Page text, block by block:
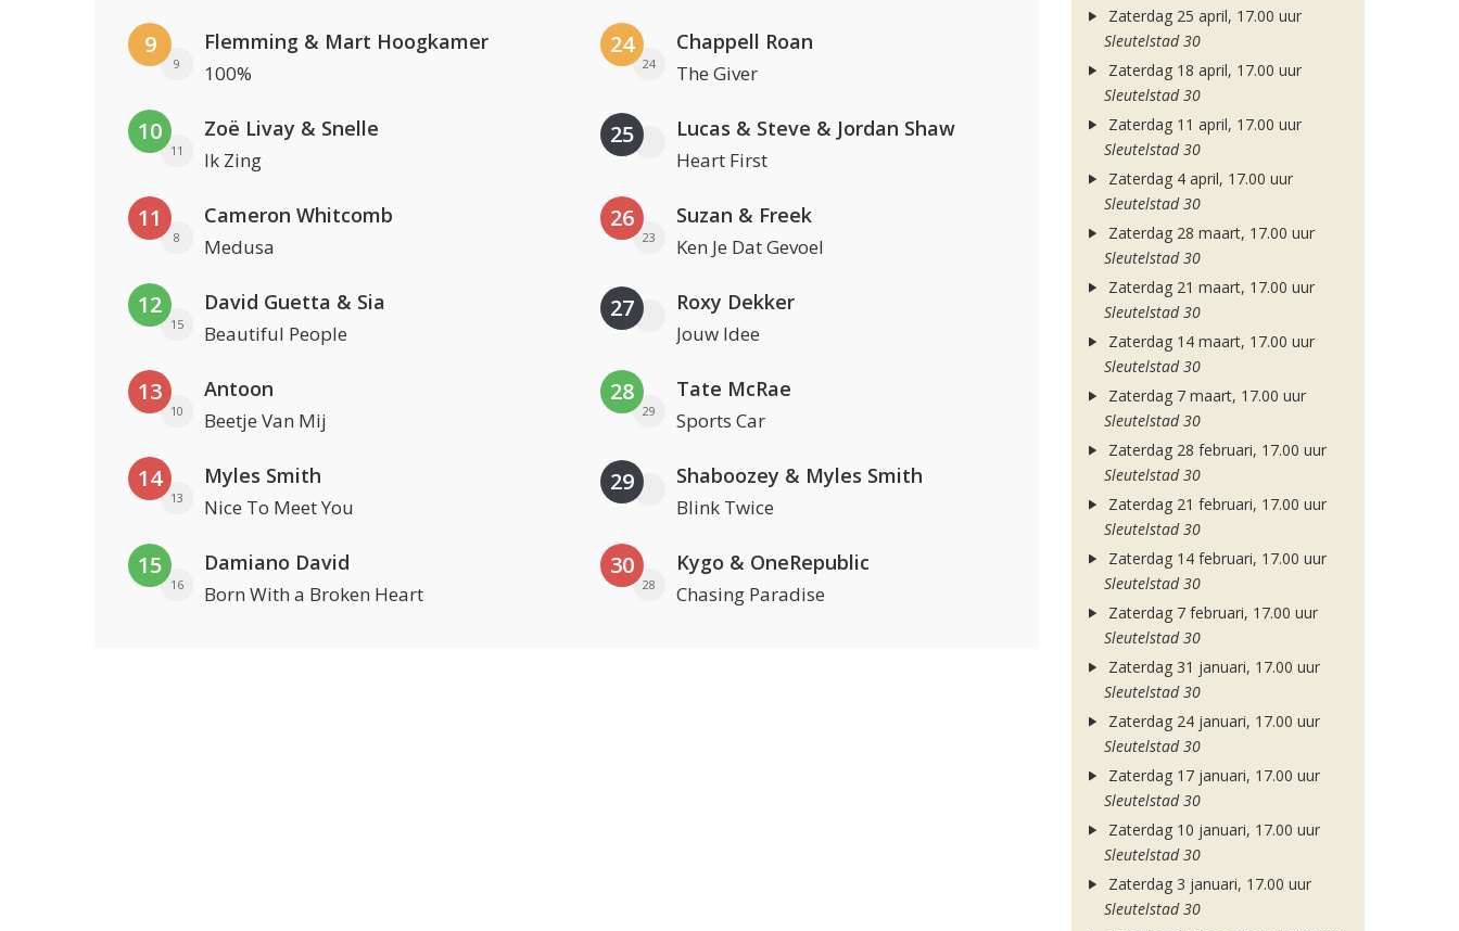
9
9
Flemming & Mart Hoogkamer
100%
10
11
Zoë Livay & Snelle
Ik Zing
11
8
Cameron Whitcomb
Medusa
12
15
David Guetta & Sia
Beautiful People
13
10
Antoon
Beetje Van Mij
14
13
Myles Smith
Nice To Meet You
15
16
Damiano David
Born With a Broken Heart
24
24
Chappell Roan
The Giver
25 Lucas & Steve & Jordan Shaw
Heart First
26
23
Suzan & Freek
Ken Je Dat Gevoel
27 Roxy Dekker
Jouw Idee
28
29
Tate McRae
Sports Car
29 Shaboozey & Myles Smith
Blink Twice
30
28
Kygo & OneRepublic
Chasing Paradise
Zaterdag 25 april, 17.00 uur
Sleutelstad 30
Zaterdag 18 april, 17.00 uur
Sleutelstad 30
Zaterdag 11 april, 17.00 uur
Sleutelstad 30
Zaterdag 4 april, 17.00 uur
Sleutelstad 30
Zaterdag 28 maart, 17.00 uur
Sleutelstad 30
Zaterdag 21 maart, 17.00 uur
Sleutelstad 30
Zaterdag 14 maart, 17.00 uur
Sleutelstad 30
Zaterdag 7 maart, 17.00 uur
Sleutelstad 30
Zaterdag 28 februari, 17.00 uur
Sleutelstad 30
Zaterdag 21 februari, 17.00 uur
Sleutelstad 30
Zaterdag 14 februari, 17.00 uur
Sleutelstad 30
Zaterdag 7 februari, 17.00 uur
Sleutelstad 30
Zaterdag 31 januari, 17.00 uur
Sleutelstad 30
Zaterdag 24 januari, 17.00 uur
Sleutelstad 30
Zaterdag 17 januari, 17.00 uur
Sleutelstad 30
Zaterdag 10 januari, 17.00 uur
Sleutelstad 30
Zaterdag 3 januari, 17.00 uur
Sleutelstad 30